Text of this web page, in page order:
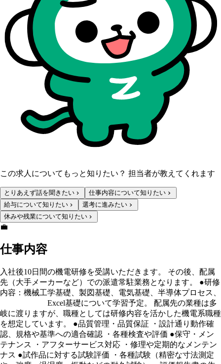
この求人についてもっと知りたい？ 担当者が教えてくれます
とりあえず話を聞きたい
仕事内容について知りたい
給与について知りたい
選考に進みたい
休みや残業について知りたい
💼
仕事内容
入社後10日間の機電研修を受講いただきます。 その後、配属
先（大手メーカーなど）での派遣常駐業務となります。 ●研修
内容：機械工学基礎、製図基礎、電気基礎、半導体プロセス、
Excel基礎について学習予定。 配属先の業種は多
岐に渡りますが、職種としては研修内容を活かした機電系職種
を想定しています。 ●品質管理・品質保証 ・設計通り動作確
認、規格や基準への適合確認 ・各種検査や評価 ●保守・メン
テナンス ・アフターサービス対応 ・修理や定期的なメンテン
ナス ●試作品に対する試験評価 ・各種試験（精密な寸法測定